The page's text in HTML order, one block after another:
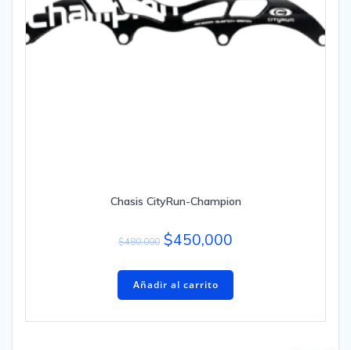
Chasis CityRun-Champion
$480,000 $450,000
Añadir al carrito